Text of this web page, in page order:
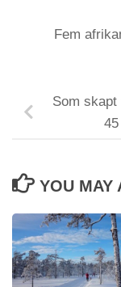
Fem
Som
YOU MAY